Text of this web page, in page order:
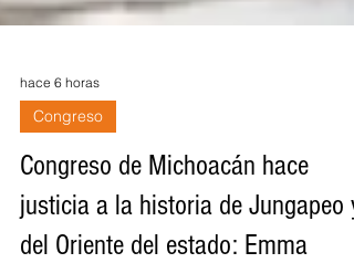
hace 6 horas
Congreso
Congreso de Michoacán hace
justicia a la historia de Jungapeo y